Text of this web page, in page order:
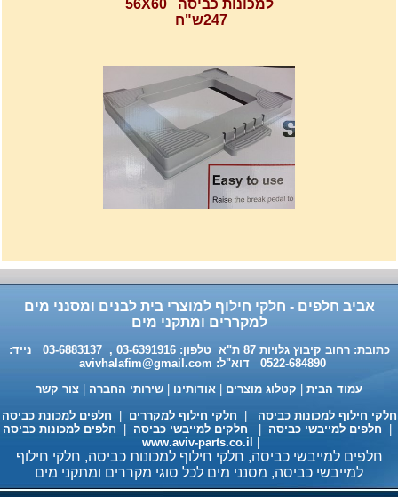
247ש"ח
32נפתח עד 56ס"מ.
120שח
חומר ניקוי גרמני למכונות כביסה
ומדיחי כלים 35שח, מקט H333
אביב חלפים - חלקי חילוף למוצרי בית לבנים ומסנני מים
למקררים ומתקני מים
כתובת: רחוב קיבוץ גלויות 87 ת"א טלפון: 03-6391916 , 03-6883137 נייד:
0522-684890 דוא"ל:
avivhalafim@gmail.com
עמוד הבית
קטלוג מוצרים אודותינו שירותי החברה
צור קשר
חילוף למכונות כביסה
חלקי חילוף למקררים
חלפים למכונת כביסה
חלפים למייבשי כביסה חלקים למייבשי כביסה
חלפים למכונות כביסה
www.aviv-parts.co.il
חלפים למייבשי כביסה, חלקי חילוף למכונות כביסה, חלקי חילוף
למייבשי כביסה, מסנני מים לכל סוגי מקררים ומתקני מים